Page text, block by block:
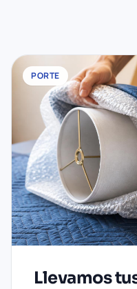
PORTE
Llevamos